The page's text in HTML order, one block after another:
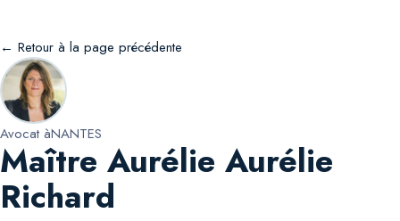
← Retour à la page précédente
Avocat àNANTES
Maître Aurélie Aurélie
Richard